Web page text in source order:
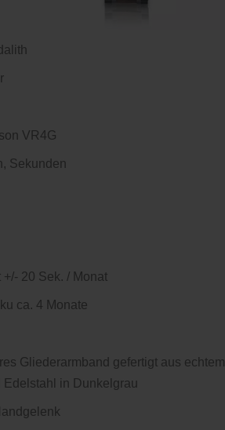
VR4G
Sekunden
20 Sek. / Monat
ca. 4 Monate
Gliederarmband gefertigt aus echtem
Edelstahl in Dunkelgrau